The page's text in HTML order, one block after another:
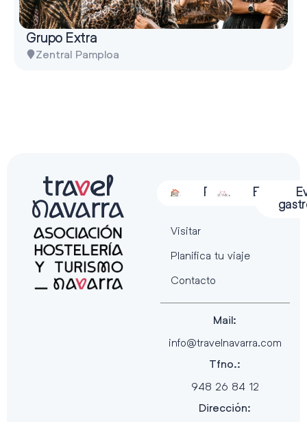
Grupo Extra
Zentral Pamploa
Alojamiento
Restauración
Actividades
Visitar
Planifica tu viaje
Contacto
Mail:
info@travelnavarra.com
Tfno.:
948 26 84 12
Dirección: